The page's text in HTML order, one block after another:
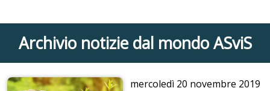
Archivio notizie dal mondo ASviS
mercoledì 20 novembre 2019